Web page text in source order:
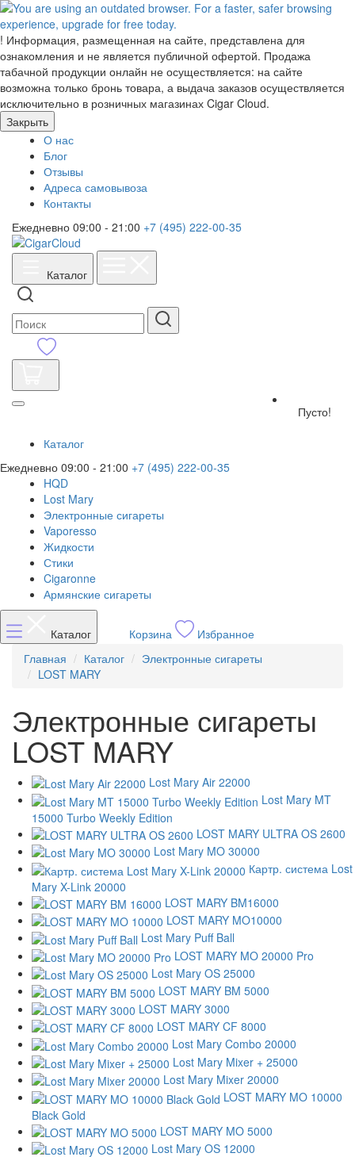
! Информация, размещенная на сайте, представлена для
ознакомления и не является публичной офертой. Продажа
табачной продукции онлайн не осуществляется: на сайте
возможна только бронь товара, а выдача заказов осуществляется
исключительно в розничных магазинах Cigar Cloud.
Закрыть
О нас
Блог
Отзывы
Адреса самовывоза
Контакты
Ежедневно 09:00 - 21:00 +7 (495) 222-00-35
Каталог
Пусто!
Каталог
Ежедневно 09:00 - 21:00 +7 (495) 222-00-35
HQD
Lost Mary
Электронные сигареты
Vaporesso
Жидкости
Стики
Cigaronne
Армянские сигареты
Каталог Корзина
Избранное
Главная
Каталог
Электронные сигареты
LOST MARY
Электронные сигареты
LOST MARY
Lost Mary Air 22000
Lost Mary MT
15000 Turbo Weekly Edition
LOST MARY ULTRA OS 2600
Lost Mary MO 30000
Картр. система Lost
Mary X-Link 20000
LOST MARY BM16000
LOST MARY MO10000
Lost Mary Puff Ball
LOST MARY MO 20000 Pro
Lost Mary OS 25000
LOST MARY BM 5000
LOST MARY 3000
LOST MARY CF 8000
Lost Mary Combo 20000
Lost Mary Mixer + 25000
Lost Mary Mixer 20000
LOST MARY MO 10000
Black Gold
LOST MARY MO 5000
Lost Mary OS 12000